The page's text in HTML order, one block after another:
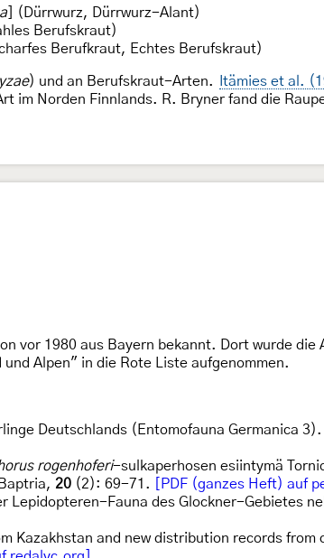
] (Dürrwurz, Dürrwurz-Alant)
Berufskraut)
Berufkraut, Echtes Berufskraut)
) und an Berufskraut-Arten. Itämies et al.
im Norden Finnlands. R. Bryner fand die
vor 1980 aus Bayern bekannt. Dort wurde die
Alpen" in die Rote Liste aufgenommen.
Deutschlands (Entomofauna Germanica
rogenhoferi-sulkaperhosen esiintymä
20 (2): 69-71.
[PDF (ganzes Heft) auf
Lepidopteren-Fauna des Glockner-Gebietes
Kazakhstan and new distribution records